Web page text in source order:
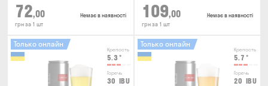
72,00
грн за 1 шт
Немає в наявності 109,00
грн за 1 шт
Немає в наявності
Крепость
5.3 °
Горечь
30 IBU
Только онлайн
Крепость
5.7 °
Горечь
20 IBU
Только онлайн